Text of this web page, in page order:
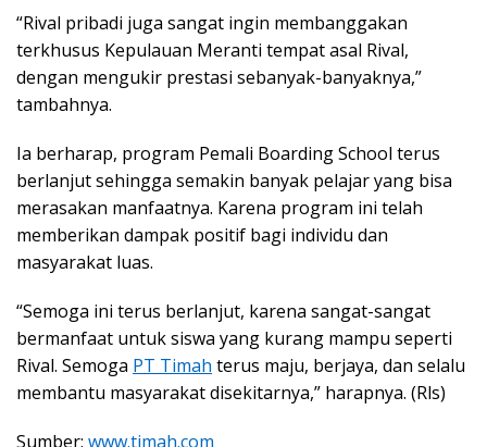
“Rival pribadi juga sangat ingin membanggakan
terkhusus Kepulauan Meranti tempat asal Rival,
dengan mengukir prestasi sebanyak-banyaknya,”
tambahnya.
Ia berharap, program Pemali Boarding School terus
berlanjut sehingga semakin banyak pelajar yang bisa
merasakan manfaatnya. Karena program ini telah
memberikan dampak positif bagi individu dan
masyarakat luas.
“Semoga ini terus berlanjut, karena sangat-sangat
bermanfaat untuk siswa yang kurang mampu seperti
Rival. Semoga PT Timah terus maju, berjaya, dan selalu
membantu masyarakat disekitarnya,” harapnya. (Rls)
Sumber: www.timah.com